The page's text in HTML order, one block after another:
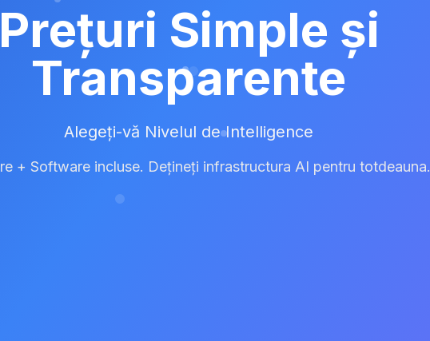
Prețuri Simple și
Transparente
Alegeți-vă Nivelul de Intelligence
+ Software incluse. Dețineți infrastructura AI pentru totdeauna.